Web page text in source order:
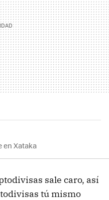
en Xataka
sale caro, así
tú mismo